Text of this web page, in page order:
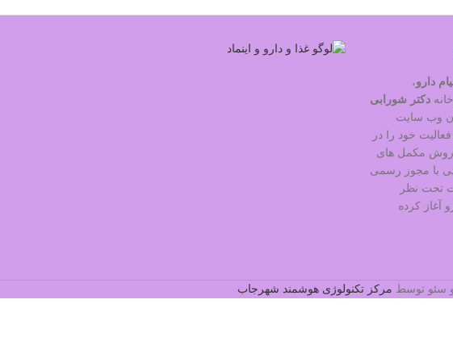
دارو،
دکتر شورابی
وب سایت
معتبر از سال 94 فعالیت خود را در
فروش مکمل های
با مجوز رسمی
تحت نظر
آغاز کرده
و سئو توسط مرکز تکنولوژی هوشمند شهرجاب